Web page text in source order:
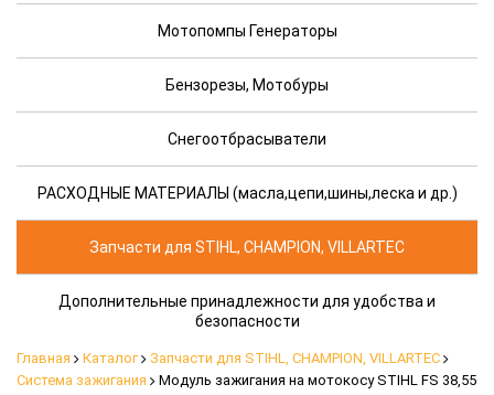
Мотопомпы Генераторы
Бензорезы, Мотобуры
Снегоотбрасыватели
РАСХОДНЫЕ МАТЕРИАЛЫ (масла,цепи,шины,леска и др.)
Запчасти для STIHL, CHAMPION, VILLARTEC
Дополнительные принадлежности для удобства и
безопасности
Главная Каталог
Запчасти для STIHL, CHAMPION, VILLARTEC
Система зажигания
Модуль зажигания на мотокосу STIHL FS 38,55